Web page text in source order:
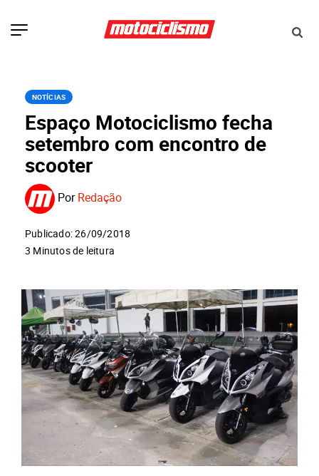
NOTÍCIAS
Espaço Motociclismo fecha
setembro com encontro de
scooter
PorRedação
Publicado: 26/09/2018
3 Minutos de leitura